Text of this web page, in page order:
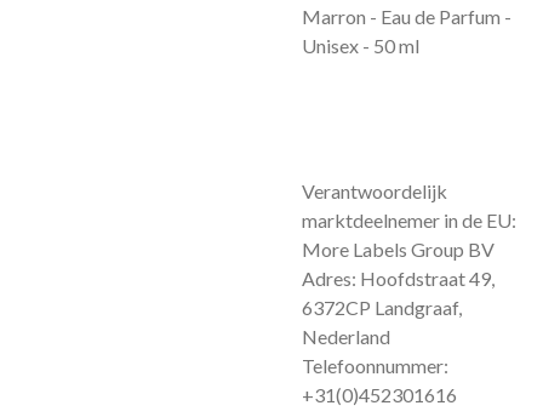
Marron - Eau de Parfum -
Unisex - 50 ml
Verantwoordelijk
marktdeelnemer in de EU:
More Labels Group BV
Adres: Hoofdstraat 49,
6372CP Landgraaf,
Nederland
Telefoonnummer:
+31(0)452301616